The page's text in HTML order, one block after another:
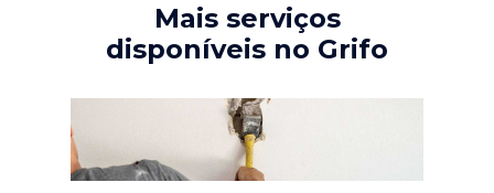
Mais serviços
disponíveis no Grifo